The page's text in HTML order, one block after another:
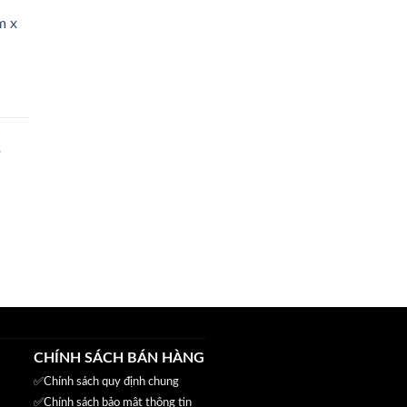
x
CHÍNH SÁCH BÁN HÀNG
✅Chính sách quy định chung
✅Chính sách bảo mật thông tin